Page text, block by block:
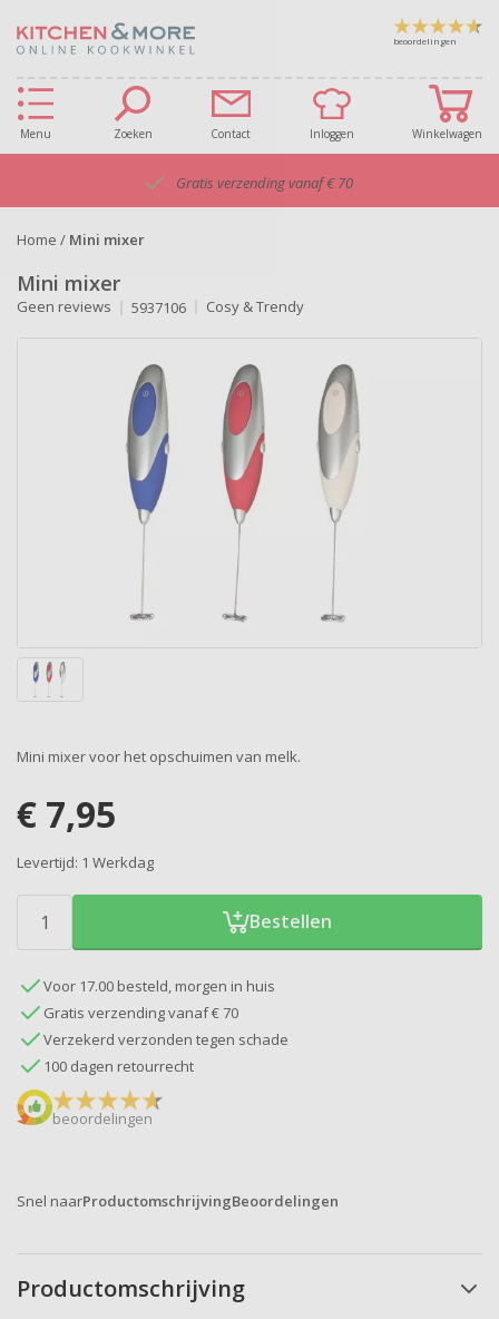
beoordelingen
Menu Zoeken Contact Inloggen Winkelwagen
Gratis verzending vanaf € 70
Home / Mini mixer
Mini mixer
Geen reviews 5937106 Cosy & Trendy
Mini mixer voor het opschuimen van melk.
€ 7,95
Levertijd: 1 Werkdag
Bestellen
Voor 17.00 besteld, morgen in huis
Gratis verzending vanaf € 70
Verzekerd verzonden tegen schade
100 dagen retourrecht
beoordelingen
Snel naarProductomschrijvingBeoordelingen
Productomschrijving